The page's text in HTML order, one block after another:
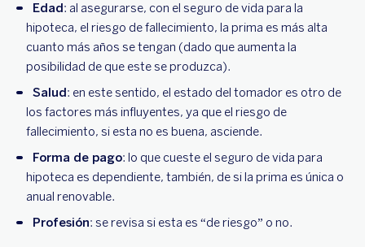
Edad: al asegurarse, con el seguro de vida para la
hipoteca, el riesgo de fallecimiento, la prima es más alta
cuanto más años se tengan (dado que aumenta la
posibilidad de que este se produzca).
Salud: en este sentido, el estado del tomador es otro de
los factores más influyentes, ya que el riesgo de
fallecimiento, si esta no es buena, asciende.
Forma de pago: lo que cueste el seguro de vida para
hipoteca es dependiente, también, de si la prima es única o
anual renovable.
Profesión: se revisa si esta es “de riesgo” o no.